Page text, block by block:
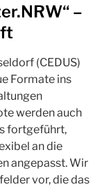
–
(CEDUS)
Formate ins
werden auch
fortgeführt,
an die
angepasst. Wir
vor, die das